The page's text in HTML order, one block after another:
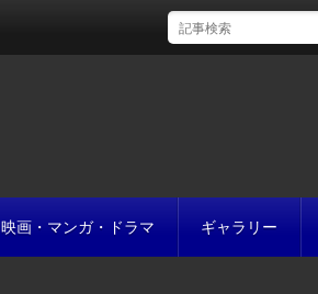
映画・マンガ・ドラマ ギャラリー